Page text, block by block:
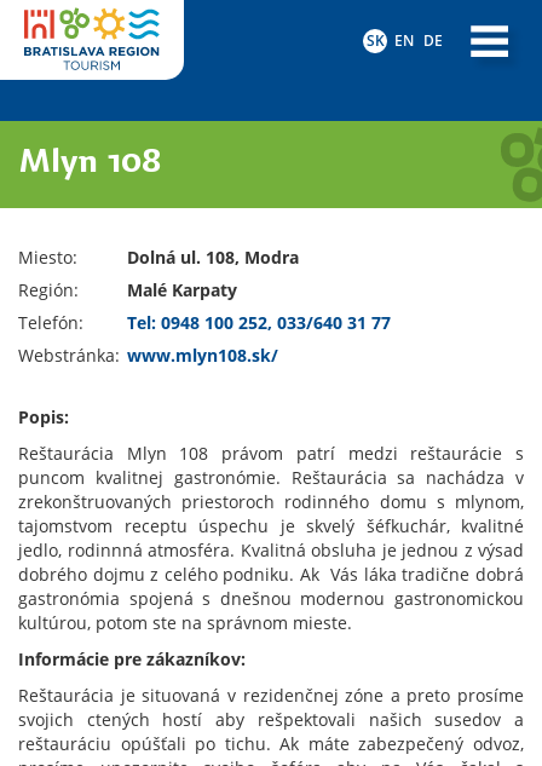
SK EN DE
Mlyn 108
Miesto:
Dolná ul. 108, Modra
Región:
Malé Karpaty
Telefón:
Tel: 0948 100 252, 033/640 31 77
Webstránka: www.mlyn108.sk/
Popis:
Reštaurácia Mlyn 108 právom patrí medzi reštaurácie s
puncom kvalitnej gastronómie. Reštaurácia sa nachádza v
zrekonštruovaných priestoroch rodinného domu s mlynom,
tajomstvom receptu úspechu je skvelý šéfkuchár, kvalitné
jedlo, rodinnná atmosféra. Kvalitná obsluha je jednou z výsad
dobrého dojmu z celého podniku. Ak Vás láka tradične dobrá
gastronómia spojená s dnešnou modernou gastronomickou
kultúrou, potom ste na správnom mieste.
Informácie pre zákazníkov:
Reštaurácia je situovaná v rezidenčnej zóne a preto prosíme
svojich ctených hostí aby rešpektovali našich susedov a
reštauráciu opúšťali po tichu. Ak máte zabezpečený odvoz,